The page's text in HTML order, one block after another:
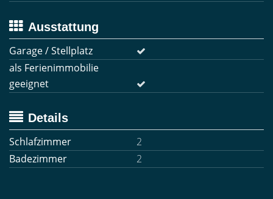
Ausstattung
Garage / Stellplatz
als Ferienimmobilie
geeignet
Details
Schlafzimmer
2
Badezimmer
2